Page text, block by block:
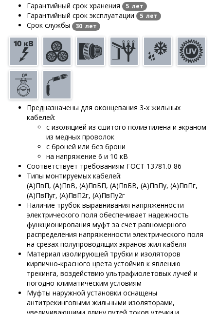
Гарантийный срок хранения 5 лет
Гарантийный срок эксплуатации 5 лет
Срок службы 30 лет
Предназначены для оконцевания 3-х жильных
кабелей:
с изоляцией из сшитого полиэтилена и экраном
из медных проволок
с броней или без брони
на напряжение 6 и 10 кВ
Соответствует требованиям ГОСТ 13781.0-86
Типы монтируемых кабелей:
(А)ПвП, (А)ПвВ, (А)ПвБП, (А)ПвБВ, (А)ПвПу, (А)ПвПг,
(А)ПвПуг, (А)ПвП2г, (А)ПвПу2г
Наличие трубок выравнивания напряженности
электрического поля обеспечивает надежность
функционирования муфт за счет равномерного
распределения напряженности электрического поля
на срезах полупроводящих экранов жил кабеля
Материал изолирующей трубки и изоляторов
кирпично-красного цвета устойчив к явлению
трекинга, воздействию ультрафиолетовых лучей и
погодно-климатическим условиям
Муфты наружной установки оснащены
антитрекинговыми жильными изоляторами,
увеличивающими длину путей токов утечки и